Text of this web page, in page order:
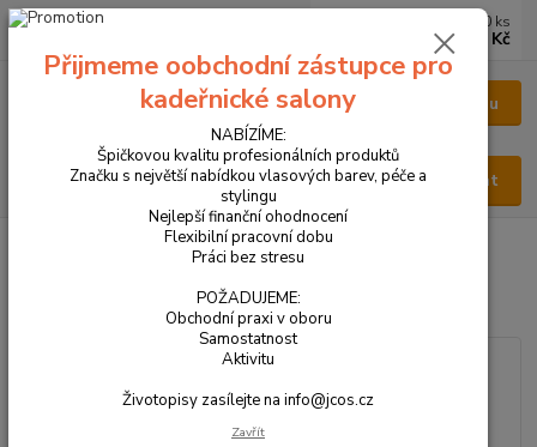
Menu
Hledat
0 ks
0 Kč
VŠECHNY PRODUKTY K05 - SET proti maštění VELKÝ
K05 - SET proti maštění VELKÝ
Přijmeme oobchodní zástupce pro
kadeřnické salony
NABÍZÍME:
Špičkovou kvalitu profesionálních produktů
Značku s největší nabídkou vlasových barev, péče a
stylingu
Nejlepší finanční ohodnocení
Flexibilní pracovní dobu
Práci bez stresu
POŽADUJEME:
Obchodní praxi v oboru
Samostatnost
Aktivitu
Životopisy zasílejte na info@jcos.cz
Zavřít